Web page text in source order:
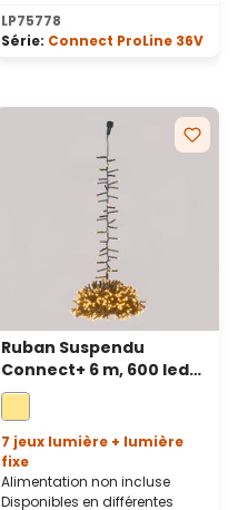
LP75778
Série: Connect ProLine 36V
Ruban Suspendu
Connect+ 6 m, 600 led
blanc chaud, câble vert
7 jeux lumière + lumière
fixe
Alimentation non incluse
Disponibles en différentes